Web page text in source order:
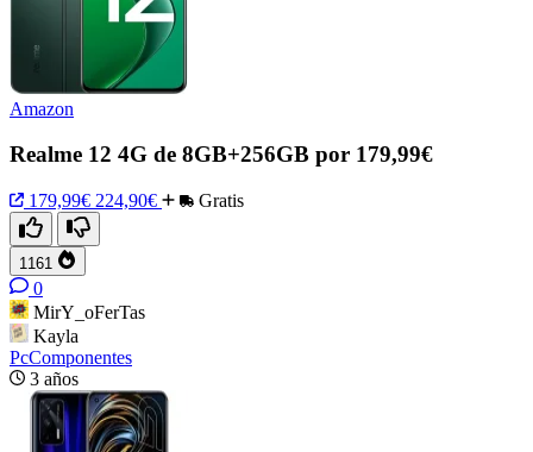
Amazon
Realme 12 4G de 8GB+256GB por 179,99€
179,99€ 224,90€ Gratis
1161
0
MirY_oFerTas
Kayla
PcComponentes
3 años